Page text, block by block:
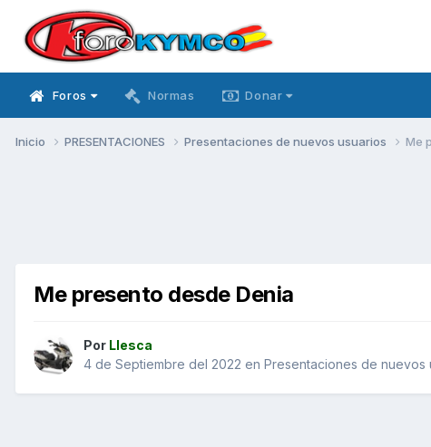
Foros Normas Donar
Inicio PRESENTACIONES Presentaciones de nuevos usuarios Me
Me presento desde Denia
Por Llesca
4 de Septiembre del 2022 en Presentaciones de nuevos